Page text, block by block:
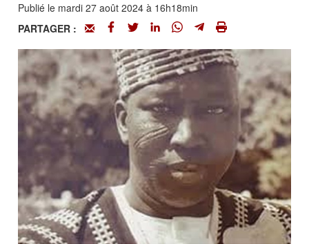
Publié le mardi 27 août 2024 à 16h18min
PARTAGER :